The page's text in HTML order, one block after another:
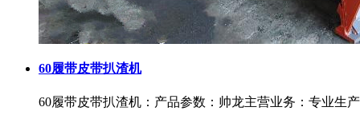
60履带皮带扒渣机
60履带皮带扒渣机：产品参数：帅龙主营业务：专业